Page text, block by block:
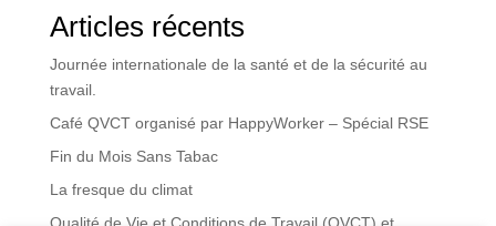
Articles récents
Journée internationale de la santé et de la sécurité au
travail.
Café QVCT organisé par HappyWorker – Spécial RSE
Fin du Mois Sans Tabac
La fresque du climat